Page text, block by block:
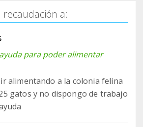
a:
para poder alimentar
alimentando a la colonia felina
gatos y no dispongo de trabajo